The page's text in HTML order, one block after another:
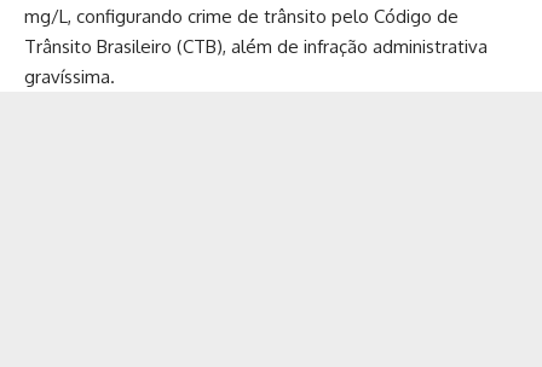
mg/L, configurando crime de trânsito pelo Código de
Trânsito Brasileiro (CTB), além de infração administrativa
gravíssima.